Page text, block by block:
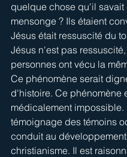
quelque chose qu'il savait
mensonge ? Ils étaient
Jésus était ressuscité du
Jésus n'est pas
personnes ont vécu la
Ce phénomène serait
d'histoire. Ce phénomène
médicalement impossible.
témoignage des témoins
conduit au
christianisme. Il est